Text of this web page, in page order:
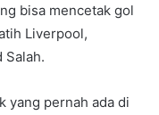
bisa mencetak gol
Liverpool,
Salah.
yang pernah ada di